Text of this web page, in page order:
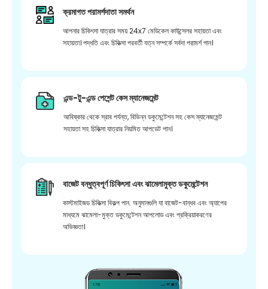
ক্রমাগত পরামর্শদাতা সমর্থন
আপনার চিকিৎসা যাত্রার সময় 24x7 মেডিকেল কাউন্সেলর সহায়তা এবং
সহায়তা। পদ্ধতি এবং চিকিত্সা পরবর্তী যত্ন সম্পর্কে সর্বদা পরামর্শ পান।
এন্ড-টু-এন্ড পেশেন্ট কেস ম্যানেজমেন্ট
আবিষ্কার থেকে স্রাব পর্যন্ত, বিভিন্ন ডকুমেন্টেশন সহ কেস ম্যানেজমেন্ট
সহায়তা সহ চিকিত্সা যাত্রার নিয়মিত আপডেট পান।
বাজেট বন্ধুত্বপূর্ণ চিকিৎসা এবং ঝামেলামুক্ত ডকুমেন্টেশন
কাস্টমাইজড চিকিত্সা বিকল্প পান. অনুমানগুলি যা বাজেট-বান্ধব এবং অ্যাপের
মাধ্যমে ঝামেলা-মুক্ত ডকুমেন্টেশন আপলোড এবং প্রক্রিয়াকরণের
অভিজ্ঞতা।